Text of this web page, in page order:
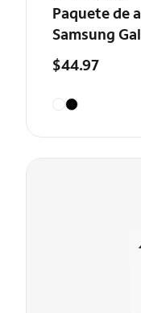
Paquete de
Samsung
$44.97